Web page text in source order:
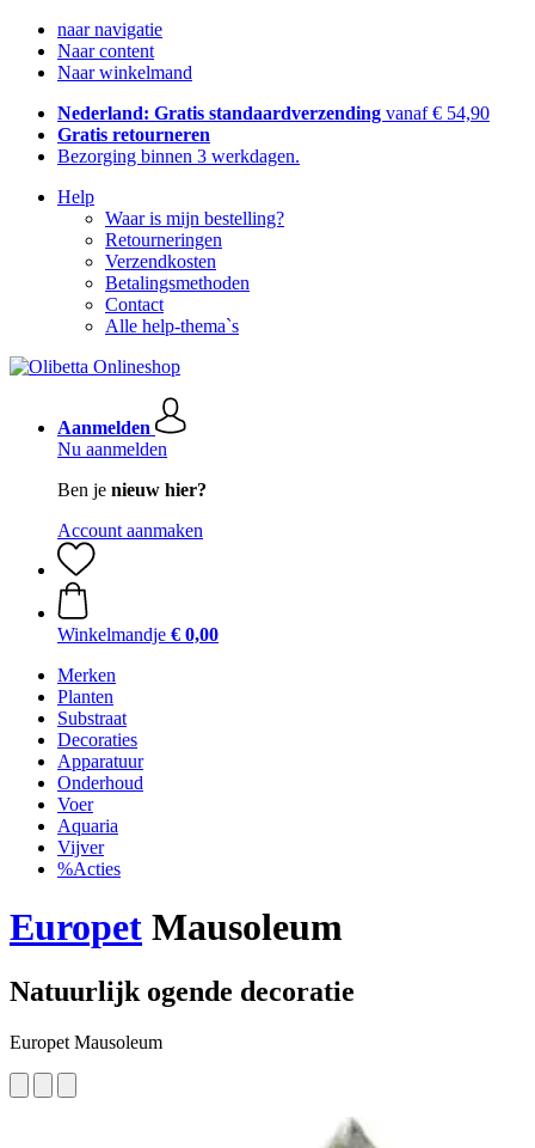
naar navigatie
Naar content
Naar winkelmand
Nederland: Gratis standaardverzending vanaf € 54,90
Gratis retourneren
Bezorging binnen 3 werkdagen.
Help
Waar is mijn bestelling?
Retourneringen
Verzendkosten
Betalingsmethoden
Contact
Alle help-thema`s
Aanmelden
Nu aanmelden
Ben je nieuw hier?
Account aanmaken
Winkelmandje € 0,00
Merken
Planten
Substraat
Decoraties
Apparatuur
Onderhoud
Voer
Aquaria
Vijver
%Acties
Europet Mausoleum
Natuurlijk ogende decoratie
Europet Mausoleum